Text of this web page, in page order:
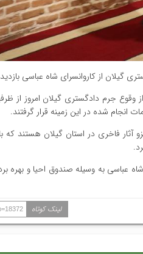
از کاروانسرای شاه عباسی
وقوع جرم دادگستری گیلان امروز از
انجام شده در این زمینه قرار گرفتند.
آثار فاخری در استان گیلان هستند
عباسی به وسیله صندوق احیا و بهره
لینک کوتاه